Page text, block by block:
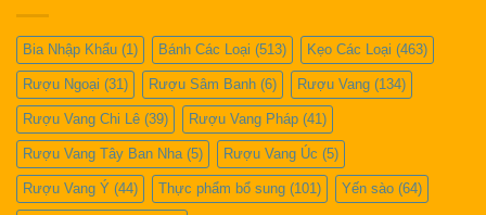
thức dư vị. Rượu vang hảo hạng lưu lại lâu hơn trên
vòm miệng. Điều này đặc biệt đúng khi uống rượu vang
đỏ.
Thực phẩm kết hợp với rượu của bạn
Rượu vang sủi bọt: Rượu sâm panh và các loại rượu
vang nổ khác rất hợp với các món chiên như cá và
khoai tây chiên và gà rán.
Bia Nhập Khẩu (1) Bánh Các Loại (513) Kẹo Các Loại (463)
Rượu Ngoại (31) Rượu Sâm Banh (6) Rượu Vang (134)
Rượu Vang Chi Lê (39) Rượu Vang Pháp (41)
Rượu Vang Tây Ban Nha (5) Rượu Vang Úc (5)
Rượu Vang Ý (44) Thực phẩm bổ sung (101) Yến sào (64)